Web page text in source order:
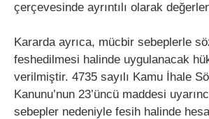
çerçevesinde ayrıntılı olarak
Kararda ayrıca, mücbir sebeplerle
feshedilmesi halinde uygulanacak
verilmiştir. 4735 sayılı Kamu İhale
Kanunu’nun 23’üncü maddesi
sebepler nedeniyle fesih halinde